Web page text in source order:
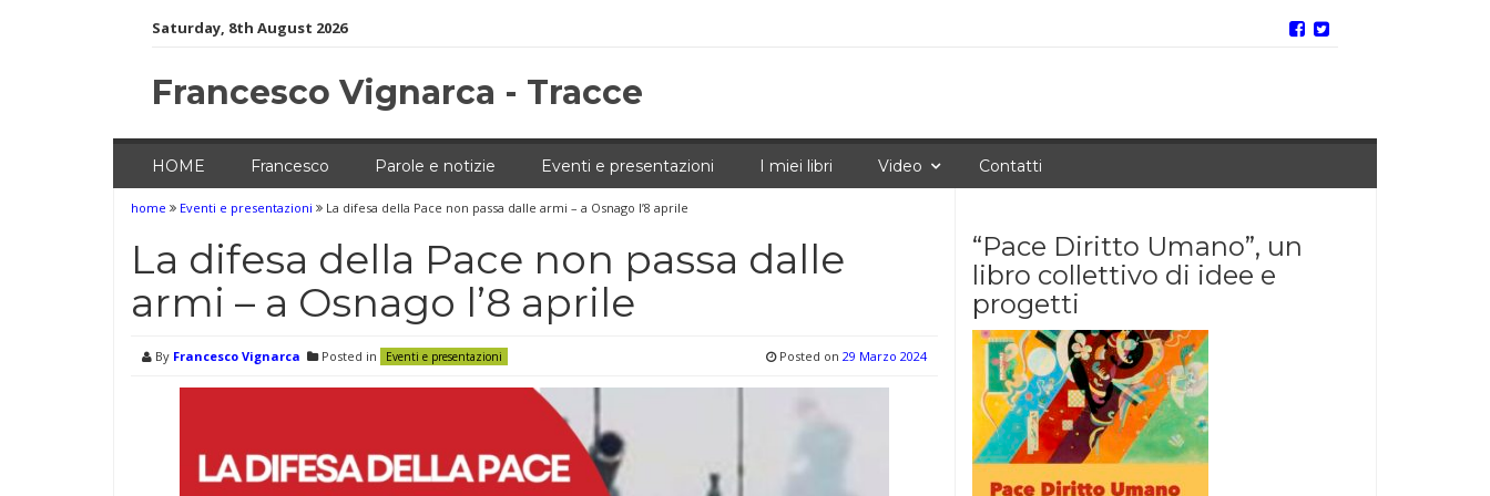
Saturday, 8th August 2026
Francesco Vignarca - Tracce
HOME Francesco Parole e notizie Eventi e presentazioni I miei libri Video Contatti
home Eventi e presentazioni La difesa della Pace non passa dalle armi – a Osnago l’8 aprile
La difesa della Pace non passa dalle
armi – a Osnago l’8 aprile
By Francesco Vignarca Posted in Eventi e presentazioni Posted on 29 Marzo 2024
“Pace Diritto Umano”, un
libro collettivo di idee e
progetti